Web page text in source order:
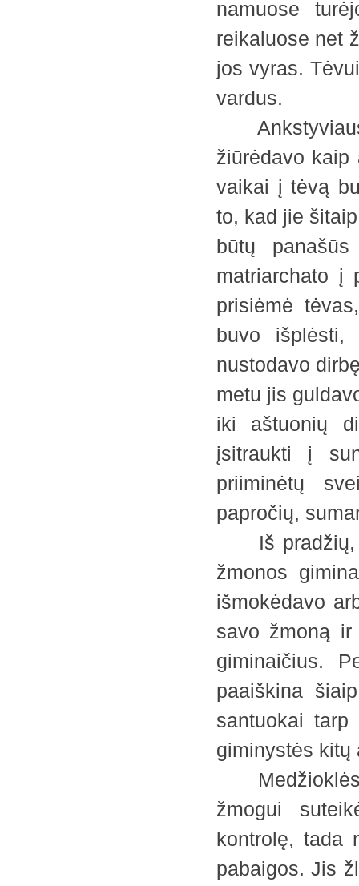
namuose
reikaluose net
jos vyras.
vardus.
žiūrėdavo
vaikai į tėvą
to, kad jie
būtų
matriarchato į
prisiėmė
buvo
nustodavo
metu jis
iki aštuonių
įsitraukti į
priiminėtų
papročių,
Iš pradžių,
žmonos
išmokėdavo
savo žmoną
giminaičius.
paaiškina
santuokai
giminystės kitų
Medžioklės
žmogui
kontrolę, tada
pabaigos. Jis